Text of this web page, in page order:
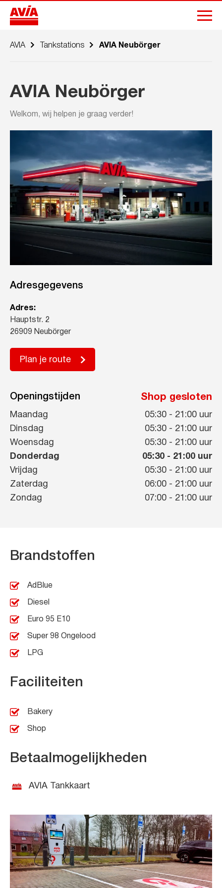
AVIA Tankstations AVIA Neubörger
AVIA Neubörger
Welkom, wij helpen je graag verder!
Adresgegevens
Adres:
Hauptstr. 2
26909 Neubörger
Plan je route
Openingstijden Shop gesloten
Maandag 05:30 - 21:00 uur
Dinsdag
05:30 - 21:00 uur
Woensdag
05:30 - 21:00 uur
Donderdag
05:30 - 21:00 uur
Vrijdag
05:30 - 21:00 uur
Zaterdag
06:00 - 21:00 uur
Zondag
07:00 - 21:00 uur
Brandstoffen
AdBlue
Diesel
Euro 95 E10
Super 98 Ongelood
LPG
Faciliteiten
Bakery
Shop
Betaalmogelijkheden
AVIA Tankkaart